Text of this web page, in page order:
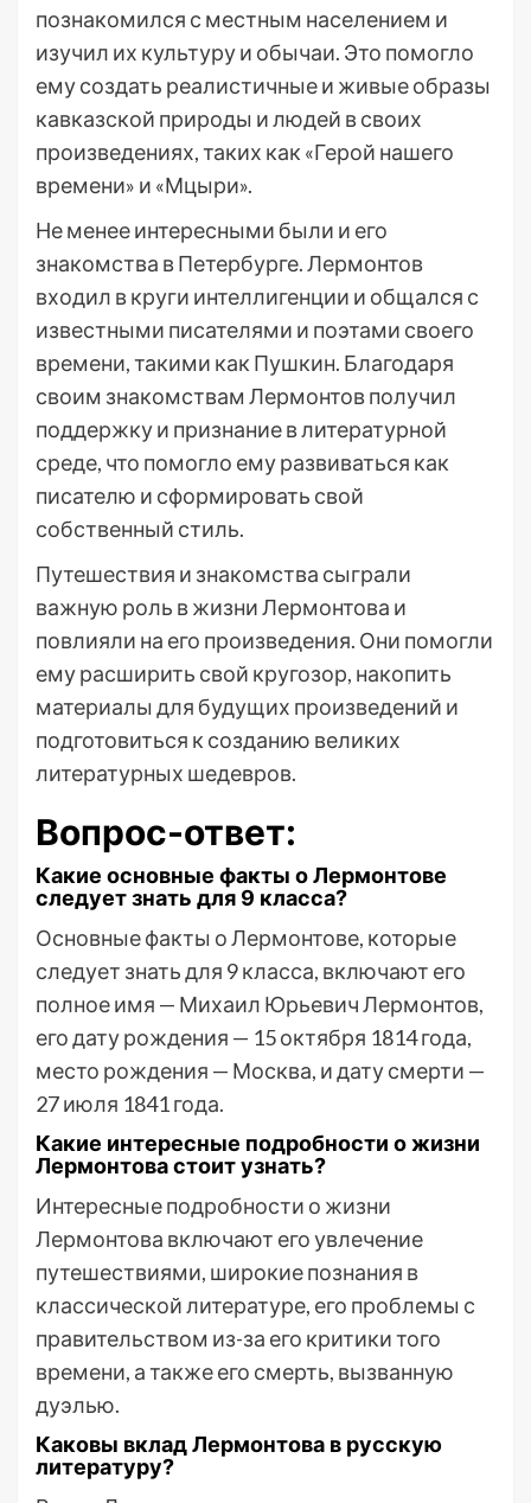
познакомился с местным населением и
изучил их культуру и обычаи. Это помогло
ему создать реалистичные и живые образы
кавказской природы и людей в своих
произведениях, таких как «Герой нашего
времени» и «Мцыри».
Не менее интересными были и его
знакомства в Петербурге. Лермонтов
входил в круги интеллигенции и общался с
известными писателями и поэтами своего
времени, такими как Пушкин. Благодаря
своим знакомствам Лермонтов получил
поддержку и признание в литературной
среде, что помогло ему развиваться как
писателю и сформировать свой
собственный стиль.
Путешествия и знакомства сыграли
важную роль в жизни Лермонтова и
повлияли на его произведения. Они помогли
ему расширить свой кругозор, накопить
материалы для будущих произведений и
подготовиться к созданию великих
литературных шедевров.
Вопрос-ответ:
Какие основные факты о Лермонтове
следует знать для 9 класса?
Основные факты о Лермонтове, которые
следует знать для 9 класса, включают его
полное имя — Михаил Юрьевич Лермонтов,
его дату рождения — 15 октября 1814 года,
место рождения — Москва, и дату смерти —
27 июля 1841 года.
Какие интересные подробности о жизни
Лермонтова стоит узнать?
Интересные подробности о жизни
Лермонтова включают его увлечение
путешествиями, широкие познания в
классической литературе, его проблемы с
правительством из-за его критики того
времени, а также его смерть, вызванную
дуэлью.
Каковы вклад Лермонтова в русскую
литературу?